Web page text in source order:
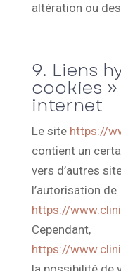
altération ou
9. Liens
cookies
internet
Le site https://
contient un
vers d’autres
l’autorisation de
https://
Cependant,
https://